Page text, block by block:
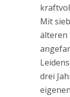
Mit
älteren
drei